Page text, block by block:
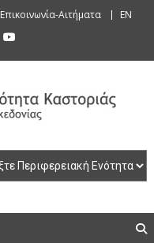
Επικοινωνία-Αιτήματα EN